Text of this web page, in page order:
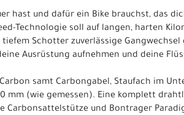
hast und dafür ein Bike brauchst, das
Technologie soll auf langen, harten
Schotter zuverlässige
Ausrüstung aufnehmen und deine
Carbon samt Carbongabel, Staufach im
mm (wie gemessen). Eine komplett
Carbonsattelstütze und Bontrager